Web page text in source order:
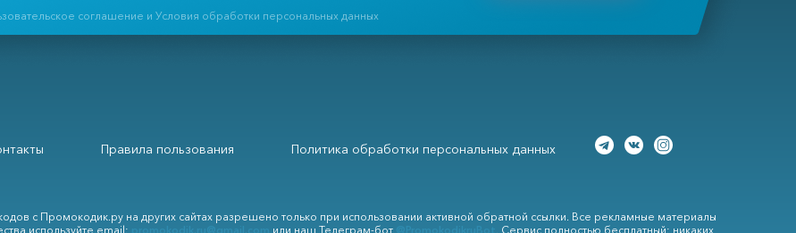
соглашение и Условия обработки персональных данных
Правила пользования Политика обработки персональных данных
с Промокодик.ру на других сайтах разрешено только при использовании активной обратной ссылки. Все рекламные материалы
используйте email:
или наш Телеграм-бот . Сервис полностью бесплатный: никаких